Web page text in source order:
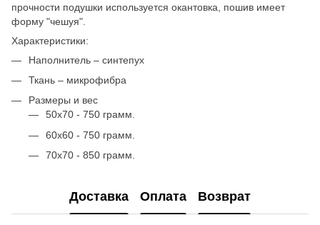
прочности подушки используется окантовка, пошив имеет
форму "чешуя".
Характеристики:
Наполнитель – синтепух
Ткань – микрофибра
Размеры и вес
50х70 - 750 грамм.
60х60 - 750 грамм.
70х70 - 850 грамм.
Доставка Оплата Возврат